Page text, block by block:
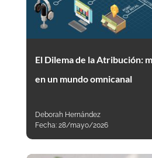
El Dilema de la Atribución:
en un mundo omnicanal
Deborah Hernández
Fecha: 28/mayo/2026